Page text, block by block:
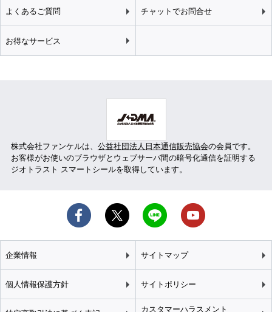
よくあるご質問 チャットでお問合せ
お得なサービス
株式会社ファンケルは、 公益社団法人日本通信販売協会の会員です。
お客様がお使いのブラウザとウェブサーバ間の暗号化通信を証明する
ジオトラスト スマートシールを取得しています。
企業情報 サイトマップ
個人情報保護方針 サイトポリシー
カスタマーハラスメント